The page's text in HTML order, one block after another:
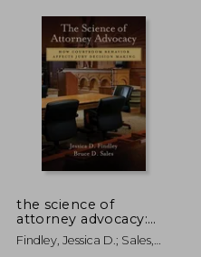
50%
dcto.
the science of
attorney advocacy:
how courtroom
behavior affects jury
Findley, Jessica D.; Sales,